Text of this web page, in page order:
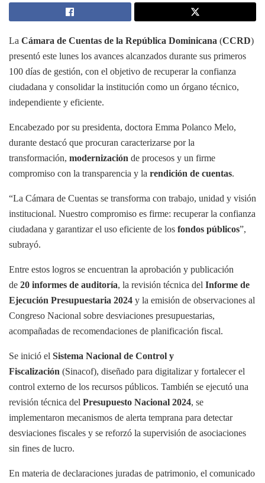
La Cámara de Cuentas de la República Dominicana (CCRD)
presentó este lunes los avances alcanzados durante sus primeros
100 días de gestión, con el objetivo de recuperar la confianza
ciudadana y consolidar la institución como un órgano técnico,
independiente y eficiente.
Encabezado por su presidenta, doctora Emma Polanco Melo,
durante destacó que procuran caracterizarse por la
transformación, modernización de procesos y un firme
compromiso con la transparencia y la rendición de cuentas.
“La Cámara de Cuentas se transforma con trabajo, unidad y visión
institucional. Nuestro compromiso es firme: recuperar la confianza
ciudadana y garantizar el uso eficiente de los fondos públicos”,
subrayó.
Entre estos logros se encuentran la aprobación y publicación
de 20 informes de auditoría, la revisión técnica del Informe de
Ejecución Presupuestaria 2024 y la emisión de observaciones al
Congreso Nacional sobre desviaciones presupuestarias,
acompañadas de recomendaciones de planificación fiscal.
Se inició el Sistema Nacional de Control y
Fiscalización (Sinacof), diseñado para digitalizar y fortalecer el
control externo de los recursos públicos. También se ejecutó una
revisión técnica del Presupuesto Nacional 2024, se
implementaron mecanismos de alerta temprana para detectar
desviaciones fiscales y se reforzó la supervisión de asociaciones
sin fines de lucro.
En materia de declaraciones juradas de patrimonio, el comunicado